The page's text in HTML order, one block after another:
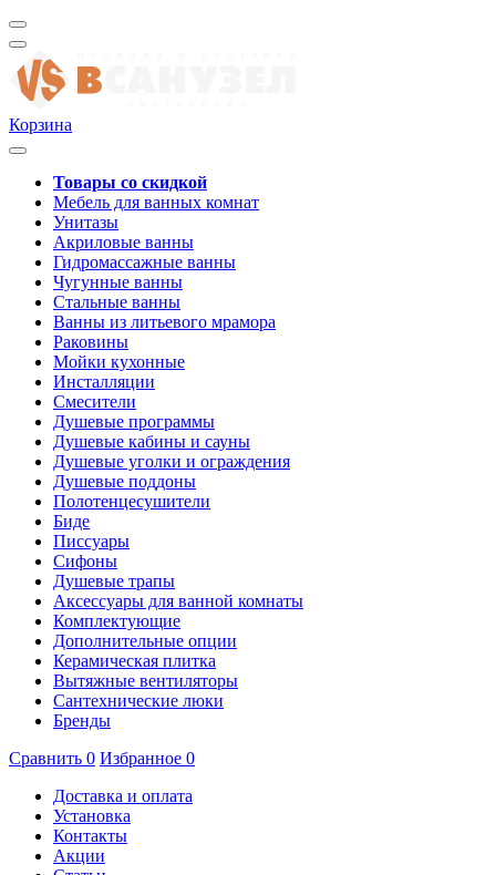
Корзина
Товары со скидкой
Мебель для ванных комнат
Унитазы
Акриловые ванны
Гидромассажные ванны
Чугунные ванны
Стальные ванны
Ванны из литьевого мрамора
Раковины
Мойки кухонные
Инсталляции
Смесители
Душевые программы
Душевые кабины и сауны
Душевые уголки и ограждения
Душевые поддоны
Полотенцесушители
Биде
Писсуары
Сифоны
Душевые трапы
Аксессуары для ванной комнаты
Комплектующие
Дополнительные опции
Керамическая плитка
Вытяжные вентиляторы
Сантехнические люки
Бренды
Сравнить 0 Избранное 0
Доставка и оплата
Установка
Контакты
Акции